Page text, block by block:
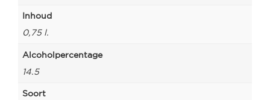
Inhoud
0,75 l.
Alcoholpercentage
14.5
Soort